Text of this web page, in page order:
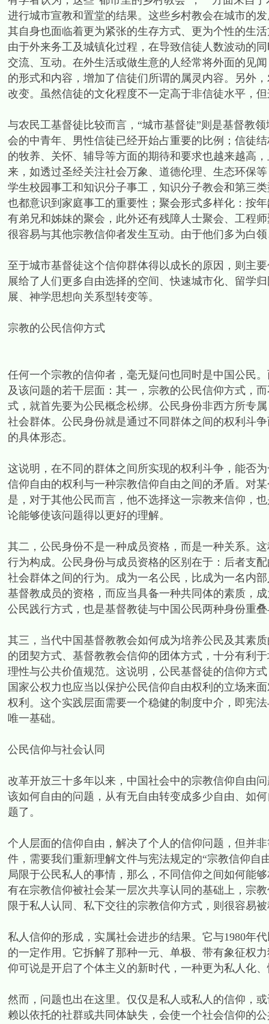
进行城市宣教和置堂的结果。这些乡村教会在城市的
其自身也面临着更为紧张的生存方式、更为个性的生
由于外来务工及城镇化过程，在导致信徒人数波动的
交流、互动。在外生活或做生意的人经常将外面的见
的形式和内容，增加了信徒们所谓的属灵内容。另外
改变。虽然信徒的文化程度不一定高于非信徒水平，
与农民工基督徒比较而言，“城市基督徒”则是基督教
会的中青年、男性信徒已经开始占重要的比例；信徒
的牧养、关怀、辅导等方面的期待和要求也越来越高
来，如透过圣经关注社会万象、道德伦理、生态环保
学生校园事工和知识分子事工，知识分子教会和第三
也都意识到家庭事工的重要性；聚会形式多样化：按
有弟兄和姊妹的聚会，此外还有残障人士聚会、工程
很容易与其他宗教信仰者发生互动。由于他们多为白
至于城市基督徒这个信仰群体得以成长的原因，则主
展给了人们更多自由选择的空间、快速城市化、留学
展、神学思想向关系型转变等。
宗教的公民信仰方式
任何一个宗教的信仰者，毫无疑问也同时是中国公民
及该问题的若干层面：其一，宗教的公民信仰方式，
式，就首先要为公民概念松绑。公民身份非西方所专
社会群体。公民身份就是通过不同群体之间的权利斗
的具体形态。
这说明，在不同的群体之间所实现的权利斗争，能否
信仰自由的权利与一种宗教信仰自由之间的矛盾。对
是，对于其他公民而言，他不选择这一宗教来信仰，
论能够使该问题得以更好的理解。
其二，公民身份不是一种成员资格，而是一种关系。
行为构成。公民身份与成员资格的区别在于：后者支
社会群体之间的行为。成为一名公民，比成为一名内
基督教成员的资格，而应当具备一种共同体的素质，
公民践行方式，也是基督教徒与中国公民两种身份重
其三，当代中国基督教教会如何成为培养公民及其素
的团契方式、基督教教会信仰的团体方式，十分有利
理性与公共价值规范。这说明，公民基督徒的信仰方
国家公权力也应当以保护公民信仰自由权利的立场来
权利。这个实践层面需要一个稳健的制度中介，即宪
唯一基础。
公民信仰与社会认同
改革开放三十多年以来，中国社会中的宗教信仰自由
该如何自由的问题，从有无自由转变成多少自由、如
题了。
个人层面的信仰自由，解决了个人的信仰问题，但并
件，需要我们重新理解文件与宪法规定的“宗教信仰
局限于公民私人的事情，那么，不同信仰之间如何能
有在宗教信仰被社会某一层次共享认同的基础上，宗
限于私人认同、私下交往的宗教信仰方式，则很容易
私人信仰的形成，实属社会进步的结果。它与1980年
的一定作用。它拆解了那种一元、单极、带有象征权
仰可说是开启了个体主义的新时代，一种更为私人化
然而，问题也出在这里。仅仅是私人或私人的信仰，
赖以依托的社群或共同体缺失，会使一个社会信仰的